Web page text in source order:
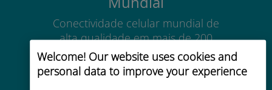
Welcome! Our website uses cookies and
personal data to improve your experience
Conectividade celular mundial de
alta qualidade em mais de 200
destinos